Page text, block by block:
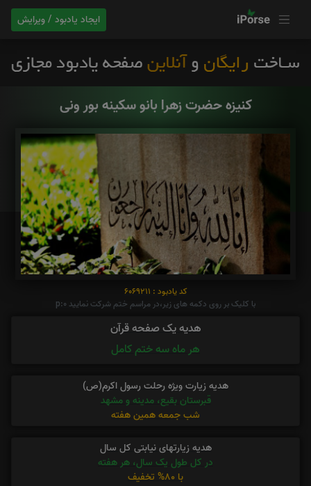
ایجاد یادبود / ویرایش
کنیزه حضرت‌ زهرا بانو سکینه بور ونی
کد یادبود : 6069211
با کلیک بر روی دکمه های زیر،در مراسم ختم شرکت نمایید p:0
هدیه یک صفحه قرآن
هر ماه سه ختم کامل
هدیه زیارت ویژه رحلت رسول اکرم(ص)
قبرستان بقیع، مدینه و مشهد
شب جمعه همین هفته
هدیه زیارتهای نیابتی کل سال
در کل طول یک سال، هر هفته
با 80% تخفیف